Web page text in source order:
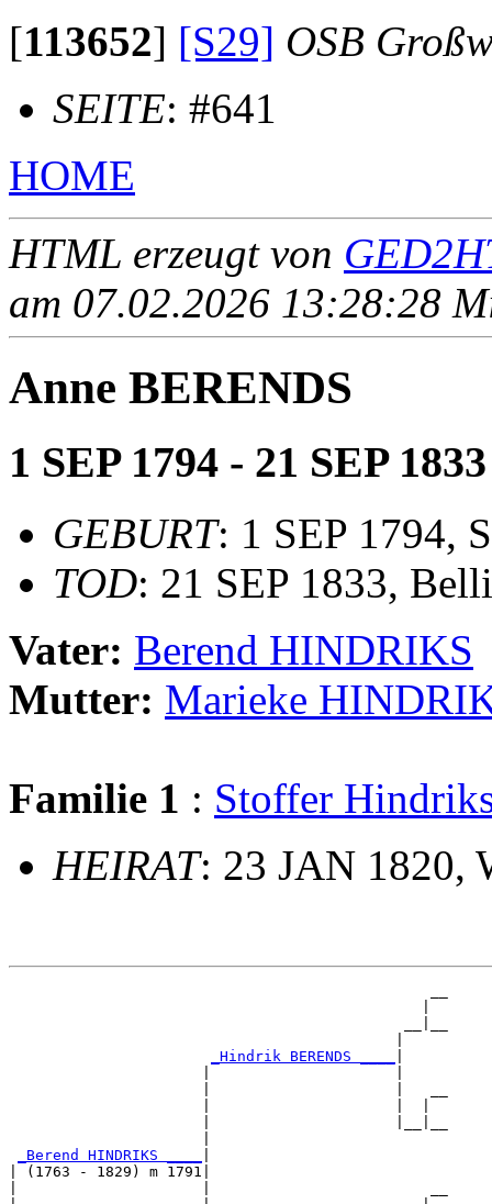
[113652] [S29] OSB
SEITE: #641
HOME
HTML erzeugt von
am 07.02.2026 13:28:28
Anne BERENDS
1 SEP 1794 - 21 SEP 1833
GEBURT: 1 SEP 1794,
TOD: 21 SEP 1833,
Vater: Berend HINDRIKS
Mutter: Marieke
Familie 1 : Stoffer
HEIRAT: 23 JAN 1820,
_Hindrik BERENDS ____
_Berend HINDRIKS ____
| (1763 - 1829) m 1791|